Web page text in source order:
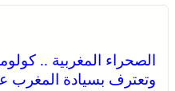
الصحراء المغربية ..
وتعترف بسيادة المغرب